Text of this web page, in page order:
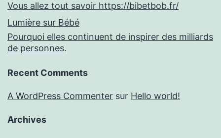
Vous allez tout savoir https://bibetbob.fr/
Lumière sur Bébé
Pourquoi elles continuent de inspirer des milliards
de personnes.
Recent Comments
A WordPress Commenter sur Hello world!
Archives